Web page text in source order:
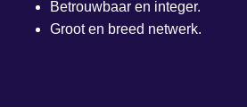
Betrouwbaar en integer.
Groot en breed netwerk.